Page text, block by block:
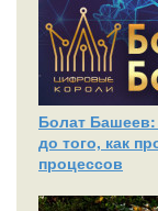
Болат
до того, как
процессов